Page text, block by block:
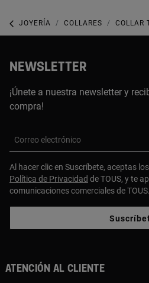
JOYERÍA COLLARES COLLAR
NEWSLETTER
¡Únete a nuestra newsletter y
compra!
Correo electrónico
Al hacer clic en Suscríbete, aceptas los
Política de Privacidad de TOUS, y te
comunicaciones comerciales de TOUS.
Atención al cliente